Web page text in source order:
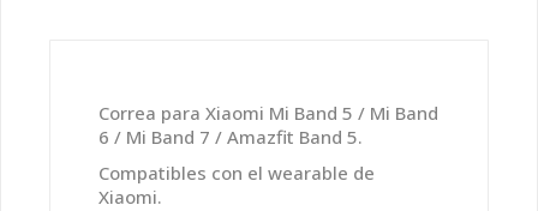
Correa para Xiaomi Mi Band 5 / Mi Band
6 / Mi Band 7 / Amazfit Band 5.
Compatibles con el wearable de
Xiaomi.